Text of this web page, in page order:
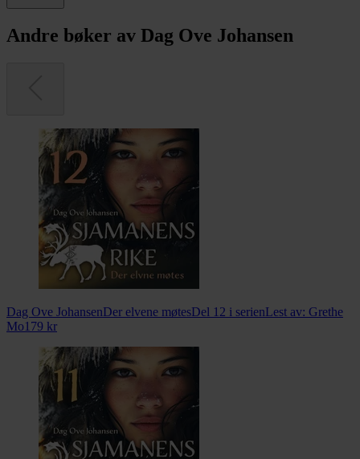
Andre bøker av Dag Ove Johansen
Dag Ove JohansenDer elvene møtesDel 12 i serienLest av: Grethe
Mo179 kr